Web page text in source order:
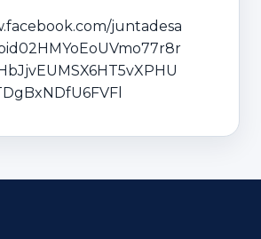
juntadesa